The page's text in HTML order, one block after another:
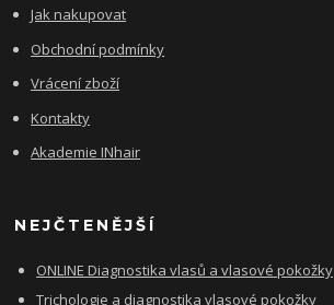
Jak nakupovat
Obchodní podmínky
Vrácení zboží
Kontakty
Akademie INhair
NEJČTENĚJŠÍ
ONLINE Diagnostika vlasů a vlasové pokožky
Trichologie a diagnostika vlasové pokožky